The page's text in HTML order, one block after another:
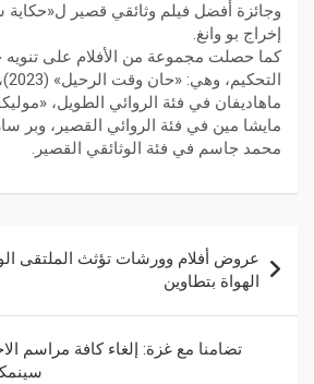
إخراج بو وانغ.
كما حصلت مجموعة من الأفلام على
محمد جاسم في فئة الوثائقي القصير.
عروض أفلام وورشات تؤثث الملتقى
الهواة بتطاوين
تضامنا مع غزة: إلغاء كافة مراسم